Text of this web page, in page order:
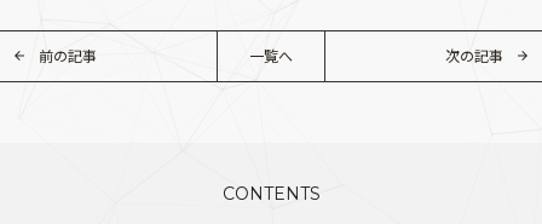
前の記事 一覧へ 次の記事
CONTENTS